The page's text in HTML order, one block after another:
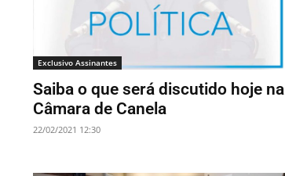
Exclusivo Assinantes
Saiba o que será discutido hoje na
Câmara de Canela
22/02/2021 12:30